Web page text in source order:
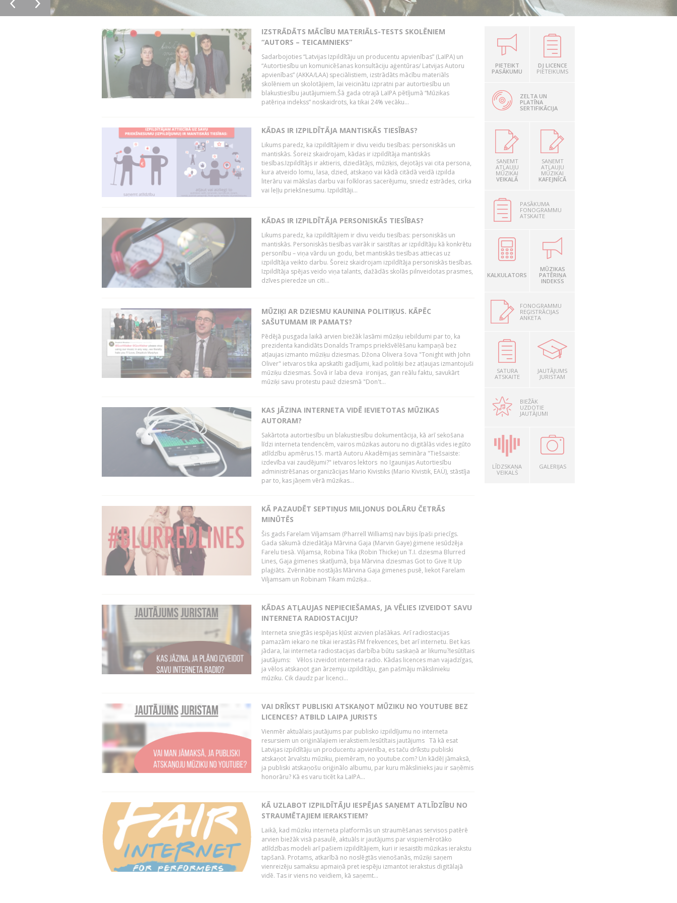
IZSTRĀDĀTS MĀCĪBU MATERIĀLS-TESTS SKOLĒNIEM
“AUTORS – TEICAMNIEKS”
Sadarbojoties “Latvijas Izpildītāju un producentu apvienības” (LaIPA) un
“Autortiesību un komunicēšanas konsultāciju aģentūras/ Latvijas Autoru
apvienības” (AKKA/LAA) speciālistiem, izstrādāts mācību materiāls
skolēniem un skolotājiem, lai veicinātu izpratni par autortiesību un
blakustiesību jautājumiem.Šā gada otrajā LaIPA pētījumā “Mūzikas
patēriņa indekss” noskaidrots, ka tikai 24% vecāku...
KĀDAS IR IZPILDĪTĀJA MANTISKĀS TIESĪBAS?
Likums paredz, ka izpildītājiem ir divu veidu tiesības: personiskās un
mantiskās. Šoreiz skaidrojam, kādas ir izpildītāja mantiskās
tiesības.Izpildītājs ir aktieris, dziedātājs, mūziķis, dejotājs vai cita persona,
kura atveido lomu, lasa, dzied, atskaņo vai kādā citādā veidā izpilda
literāru vai mākslas darbu vai folkloras sacerējumu, sniedz estrādes, cirka
vai leļļu priekšnesumu. Izpildītāji...
KĀDAS IR IZPILDĪTĀJA PERSONISKĀS TIESĪBAS?
Likums paredz, ka izpildītājiem ir divu veidu tiesības: personiskās un
mantiskās. Personiskās tiesības vairāk ir saistītas ar izpildītāju kā konkrētu
personību – viņa vārdu un godu, bet mantiskās tiesības attiecas uz
izpildītāja veikto darbu. Šoreiz skaidrojam izpildītāja personiskās tiesības.
Izpildītāja spējas veido viņa talants, dažādās skolās pilnveidotas prasmes,
dzīves pieredze un citi...
MŪZIĶI AR DZIESMU KAUNINA POLITIĶUS. KĀPĒC
SAŠUTUMAM IR PAMATS?
Pēdējā pusgada laikā arvien biežāk lasāmi mūziķu iebildumi par to, ka
prezidenta kandidāts Donalds Tramps priekšvēlēšanu kampaņā bez
atļaujas izmanto mūziķu dziesmas. Džona Olivera šova "Tonight with John
Oliver" ietvaros tika apskatīti gadījumi, kad politiķi bez atļaujas izmantojuši
mūziķu dziesmas. Šovā ir laba deva ironijas, gan reālu faktu, savukārt
mūziķi savu protestu pauž dziesmā "Don't...
KAS JĀZINA INTERNETA VIDĒ IEVIETOTAS MŪZIKAS
AUTORAM?
Sakārtota autortiesību un blakustiesību dokumentācija, kā arī sekošana
līdzi interneta tendencēm, vairos mūzikas autoru no digitālās vides iegūto
atlīdzību apmērus.15. martā Autoru Akadēmijas semināra "Tiešsaiste:
izdevība vai zaudējumi?" ietvaros lektors no Igaunijas Autortiesību
administrēšanas organizācijas Mario Kivistiks (Mario Kivistik, EAÜ), stāstīja
par to, kas jāņem vērā mūzikas...
KĀ PAZAUDĒT SEPTIŅUS MILJONUS DOLĀRU ČETRĀS
MINŪTĒS
Šis gads Farelam Viljamsam (Pharrell Williams) nav bijis īpaši priecīgs.
Gada sākumā dziedātāja Mārvina Gaja (Marvin Gaye) ģimene iesūdzēja
Farelu tiesā. Viljamsa, Robina Tika (Robin Thicke) un T.I. dziesma Blurred
Lines, Gaja ģimenes skatījumā, bija Mārvina dziesmas Got to Give It Up
plaģiāts. Zvērinātie nostājās Mārvina Gaja ģimenes pusē, liekot Farelam
Viljamsam un Robinam Tikam mūziķa...
KĀDAS ATĻAUJAS NEPIECIEŠAMAS, JA VĒLIES IZVEIDOT SAVU
INTERNETA RADIOSTACIJU?
Interneta sniegtās iespējas kļūst aizvien plašākas. Arī radiostacijas
pamazām iekaro ne tikai ierastās FM frekvences, bet arī internetu. Bet kas
jādara, lai interneta radiostacijas darbība būtu saskaņā ar likumu?Iesūtītais
jautājums: Vēlos izveidot interneta radio. Kādas licences man vajadzīgas,
ja vēlos atskaņot gan ārzemju izpildītāju, gan pašmāju mākslinieku
mūziku. Cik daudz par licenci...
VAI DRĪKST PUBLISKI ATSKAŅOT MŪZIKU NO YOUTUBE BEZ
LICENCES? ATBILD LAIPA JURISTS
Vienmēr aktuālais jautājums par publisko izpildījumu no interneta
resursiem un oriģinālajiem ierakstiem.Iesūtītais jautājums Tā kā esat
Latvijas izpildītāju un producentu apvienība, es taču drīkstu publiski
atskaņot ārvalstu mūziku, piemēram, no youtube.com? Un kādēļ jāmaksā,
ja publiski atskaņošu oriģinālo albumu, par kuru mākslinieks jau ir saņēmis
honorāru? Kā es varu ticēt ka LaIPA...
KĀ UZLABOT IZPILDĪTĀJU IESPĒJAS SAŅEMT ATLĪDZĪBU NO
STRAUMĒTAJIEM IERAKSTIEM?
Laikā, kad mūziku interneta platformās un straumēšanas servisos patērē
arvien biežāk visā pasaulē, aktuāls ir jautājums par vispiemērotāko
atlīdzības modeli arī pašiem izpildītājiem, kuri ir iesaistīti mūzikas ierakstu
tapšanā. Protams, atkarībā no noslēgtās vienošanās, mūziķi saņem
vienreizēju samaksu apmaiņā pret iespēju izmantot ierakstus digitālajā
vidē. Tas ir viens no veidiem, kā saņemt...
PIETEIKT
PASĀKUMU
DJ LICENCE
PIETEIKUMS
ZELTA UN
PLATĪNA
SERTIFIKĀCIJA
SAŅEMT
ATĻAUJU
MŪZIKAI
VEIKALĀ
SAŅEMT
ATĻAUJU
MŪZIKAI
KAFEJNĪCĀ
PASĀKUMA
FONOGRAMMU
ATSKAITE
KALKULATORS
MŪZIKAS
PATĒRIŅA
INDEKSS
FONOGRAMMU
REĢISTRĀCIJAS
ANKETA
SATURA
ATSKAITE
JAUTĀJUMS
JURISTAM
BIEŽĀK
UZDOTIE
JAUTĀJUMI
LĪDZSKAŅA
VEIKALS
GALERIJAS